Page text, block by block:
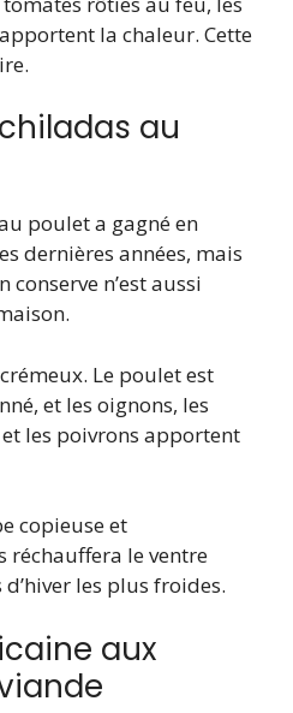
la chaleur. Cette
au
poulet a gagné en
dernières années, mais
conserve n’est aussi
Le poulet est
et les oignons, les
les poivrons apportent
copieuse et
réchauffera le ventre
les plus froides.
aux